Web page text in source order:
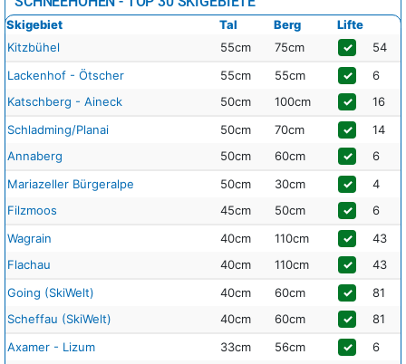
Skigebiet Tal Berg
Lifte
Kitzbühel
55cm 75cm ✓
54
Lackenhof - Ötscher
55cm 55cm ✓
6
Katschberg - Aineck
50cm 100cm ✓
16
Schladming/Planai
50cm 70cm ✓
14
Annaberg
50cm 60cm ✓
6
Mariazeller Bürgeralpe
50cm 30cm ✓
4
Filzmoos
45cm 50cm ✓
6
Wagrain
40cm 110cm ✓
43
Flachau
40cm 110cm ✓
43
Going (SkiWelt)
40cm 60cm ✓
81
Scheffau (SkiWelt)
40cm 60cm ✓
81
Axamer - Lizum
33cm 56cm ✓
6